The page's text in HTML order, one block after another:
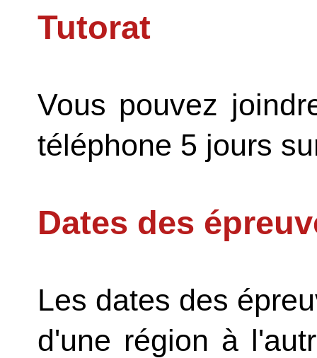
Tutorat
Vous pouvez
téléphone 5 jours
Dates des
Les dates des
d'une région à